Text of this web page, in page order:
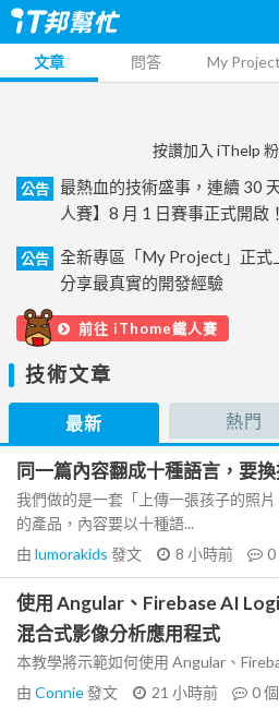
文章 問答 My Project
按讚加入 iThelp
公告
最熱血的技術盛事，連續 30
人賽】8 月 1 日賽事正式開啟！
公告
全新專區「My Project」正式
分享最真實的開發經驗
前往 iThome鐵人賽
技術文章
最新 熱門
同一篇內容翻成十種語言，要
我們做的是一套「上傳一張孩子的照片
的產品，內容要以十種語...
由 lumorakids 發文 8 小時前 0
使用 Angular、Firebase AI
混合式影像分析應用程式
本教學將示範如何使用 Angular、
由 Connie發文 21 小時前 0